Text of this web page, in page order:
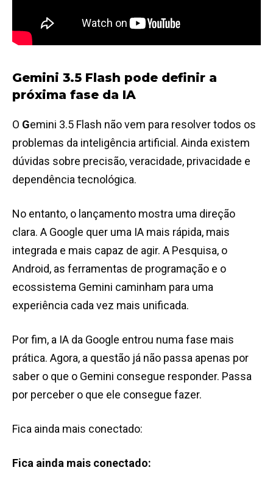
Gemini 3.5 Flash pode definir a
próxima fase da IA
O Gemini 3.5 Flash não vem para resolver todos os
problemas da inteligência artificial. Ainda existem
dúvidas sobre precisão, veracidade, privacidade e
dependência tecnológica.
No entanto, o lançamento mostra uma direção
clara. A Google quer uma IA mais rápida, mais
integrada e mais capaz de agir. A Pesquisa, o
Android, as ferramentas de programação e o
ecossistema Gemini caminham para uma
experiência cada vez mais unificada.
Por fim, a IA da Google entrou numa fase mais
prática. Agora, a questão já não passa apenas por
saber o que o Gemini consegue responder. Passa
por perceber o que ele consegue fazer.
Fica ainda mais conectado:
Fica ainda mais conectado: